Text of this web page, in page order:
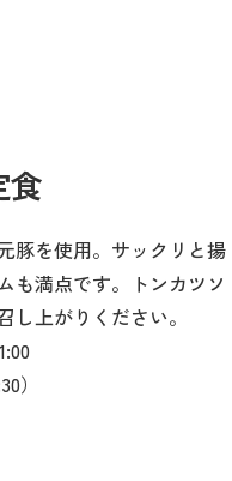
食
豚を使用。サックリと揚
も満点です。トンカツソ
し上がりください。
）